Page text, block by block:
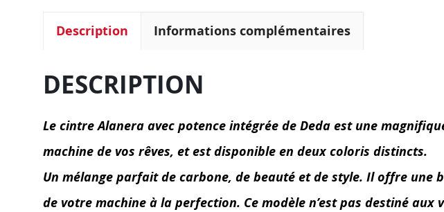
Description Informations complémentaires
DESCRIPTION
Le cintre Alanera avec potence intégrée de Deda est une
machine de vos rêves, et est disponible en deux coloris distincts.
Un mélange parfait de carbone, de beauté et de style. Il offre
de votre machine à la perfection. Ce modèle n’est pas destiné